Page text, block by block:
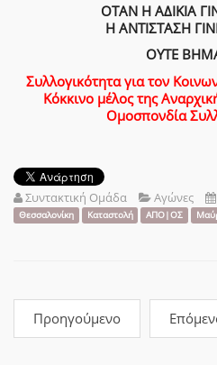
ΟΤΑΝ Η ΑΔΙΚΙΑ
Η ΑΝΤΙΣΤΑΣΗ
ΟΥΤΕ
Συλλογικότητα για τον
Κόκκινο μέλος της
Ομοσπονδία
Συντακτική Ομάδα Αγώνες
Θεσσαλονίκη Καταστολή ΑΠΟ|ΟΣ
Προηγούμενο